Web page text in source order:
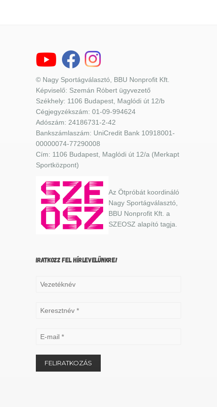
© Nagy Sportágválasztó, BBU Nonprofit Kft.
Képviselő: Szemán Róbert ügyvezető
Székhely: 1106 Budapest, Maglódi út 12/b
Cégjegyzékszám: 01-09-994624
Adószám: 24186731-2-42
Bankszámlaszám: UniCredit Bank 10918001-
00000074-77290008
Cím: 1106 Budapest, Maglódi út 12/a (Merkapt
Sportközpont)
Az Ötpróbát koordináló
Nagy Sportágválasztó,
BBU Nonprofit Kft. a
SZEOSZ alapító tagja.
IRATKOZZ FEL HÍRLEVELÜNKRE!